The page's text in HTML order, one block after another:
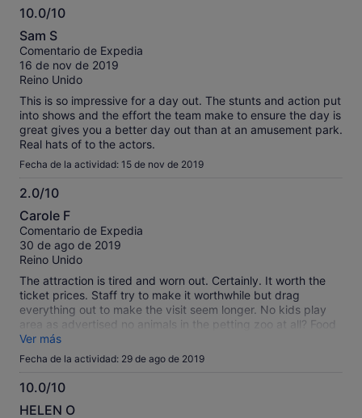
1972 and Lee Van Cleef did a film here, The bar is open and
there is a shop for all you rooting tooting cowboys and cow
girls, it’s a 15 minute drive from Playa Del Ingles and is well
sign posted just drive on GC500. The show timings are well
spaced out to visit the museum, bank, church and graveyard
some of the inscriptions are very humorous. There is an
Indian reservation, children’s play ground, horse rides of up
to one hour duration. All the actors are hands on and happy
too have photographs takenand answer questions, It is best
to stay for the day arrive >1000 depart after 3
10.0/10
10.0
sobre
10
Sam S
Comentario de Expedia
16 de nov de 2019
Reino Unido
This is so impressive for a day out. The stunts and action put
into shows and the effort the team make to ensure the day is
great gives you a better day out than at an amusement park.
Real hats of to the actors.
Fecha de la actividad: 15 de nov de 2019
2.0/10
2.0
sobre
10
Carole F
Comentario de Expedia
30 de ago de 2019
Reino Unido
The attraction is tired and worn out. Certainly. It worth the
ticket prices. Staff try to make it worthwhile but drag
everything out to make the visit seem longer. No kids play
area as advertised no animals in the petting zoo at all? Food
in cafe/bar/saloon very overpriced twice what you’d pay at a
resort and 50% more than in a restaurant. Even a beer was
€1 more than local restaurants charge. Shame because we
thought our grandson would enjoy but all he wanted to do
was go home back to the pool.
Ver más
Fecha de la actividad: 29 de ago de 2019
10.0/10
10.0
HELEN O